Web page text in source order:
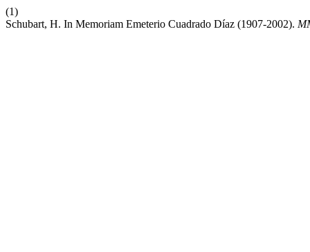
(1)
Schubart, H. In Memoriam Emeterio Cuadrado Díaz (1907-2002).